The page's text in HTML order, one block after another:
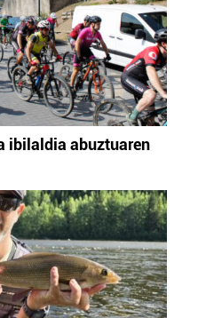
ibilaldia abuztuaren